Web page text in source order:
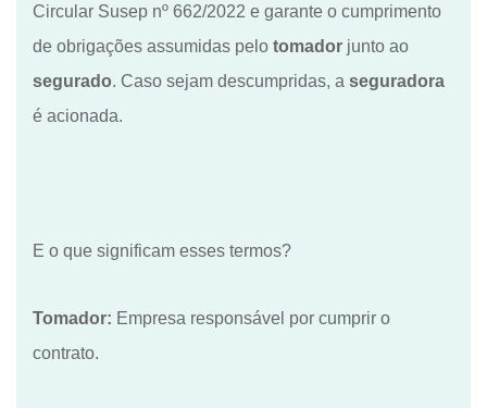
Circular Susep nº 662/2022 e garante o cumprimento
de obrigações assumidas pelo tomador junto ao
segurado. Caso sejam descumpridas, a seguradora
é acionada.
E o que significam esses termos?
Tomador: Empresa responsável por cumprir o
contrato.